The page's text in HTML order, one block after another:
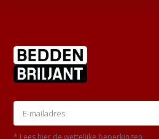
* Lees hier de wettelijke beperkingen